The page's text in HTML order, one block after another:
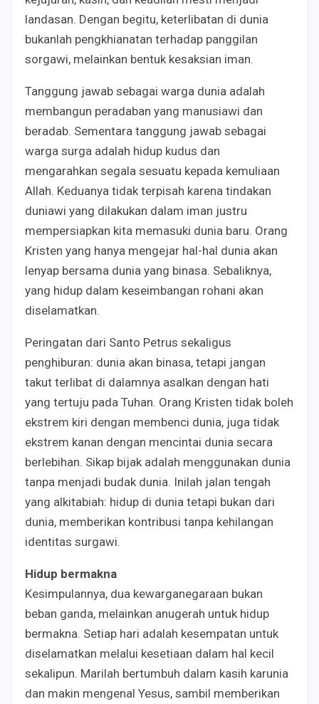
landasan. Dengan begitu, keterlibatan di dunia
bukanlah pengkhianatan terhadap panggilan
sorgawi, melainkan bentuk kesaksian iman.
Tanggung jawab sebagai warga dunia adalah
membangun peradaban yang manusiawi dan
beradab. Sementara tanggung jawab sebagai
warga surga adalah hidup kudus dan
mengarahkan segala sesuatu kepada kemuliaan
Allah. Keduanya tidak terpisah karena tindakan
duniawi yang dilakukan dalam iman justru
mempersiapkan kita memasuki dunia baru. Orang
Kristen yang hanya mengejar hal-hal dunia akan
lenyap bersama dunia yang binasa. Sebaliknya,
yang hidup dalam keseimbangan rohani akan
diselamatkan.
Peringatan dari Santo Petrus sekaligus
penghiburan: dunia akan binasa, tetapi jangan
takut terlibat di dalamnya asalkan dengan hati
yang tertuju pada Tuhan. Orang Kristen tidak boleh
ekstrem kiri dengan membenci dunia, juga tidak
ekstrem kanan dengan mencintai dunia secara
berlebihan. Sikap bijak adalah menggunakan dunia
tanpa menjadi budak dunia. Inilah jalan tengah
yang alkitabiah: hidup di dunia tetapi bukan dari
dunia, memberikan kontribusi tanpa kehilangan
identitas surgawi.
Hidup bermakna
Kesimpulannya, dua kewarganegaraan bukan
beban ganda, melainkan anugerah untuk hidup
bermakna. Setiap hari adalah kesempatan untuk
diselamatkan melalui kesetiaan dalam hal kecil
sekalipun. Marilah bertumbuh dalam kasih karunia
dan makin mengenal Yesus, sambil memberikan